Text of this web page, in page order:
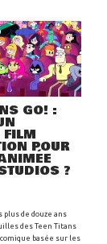
GO! :
FILM
POUR
?
plus de douze ans
des Teen Titans
basée sur les